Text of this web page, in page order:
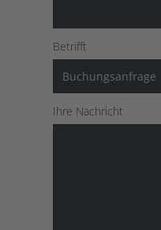
Betrifft
Ihre Nachricht